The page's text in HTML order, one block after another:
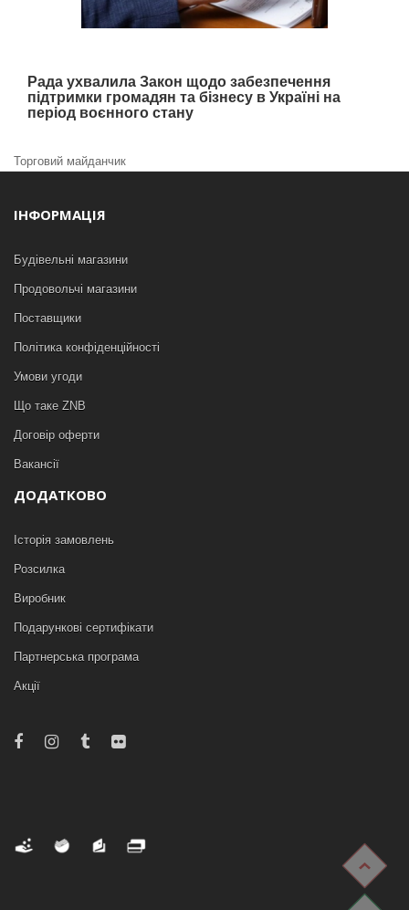
Рада ухвалила Закон щодо забезпечення
підтримки громадян та бізнесу в Україні на
період воєнного стану
Торговий майданчик
ІНФОРМАЦІЯ
Будівельні магазини
Продовольчі магазини
Поставщики
Політика конфіденційності
Умови угоди
Що таке ZNB
Договір оферти
Вакансії
ДОДАТКОВО
Історія замовлень
Розсилка
Виробник
Подарункові сертифікати
Партнерська програма
Акції